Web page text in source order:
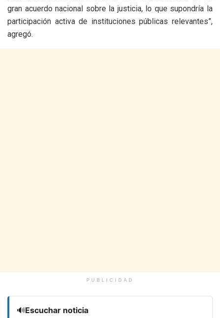
gran acuerdo nacional sobre la justicia, lo que supondría la
participación activa de instituciones públicas relevantes”,
agregó.
PUBLICIDAD
🔊Escuchar noticia